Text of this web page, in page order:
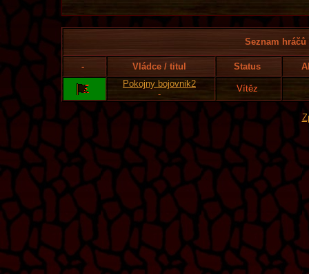
Seznam
- Vládce / titul Status
Pokojny bojovnik2
-
Vítěz